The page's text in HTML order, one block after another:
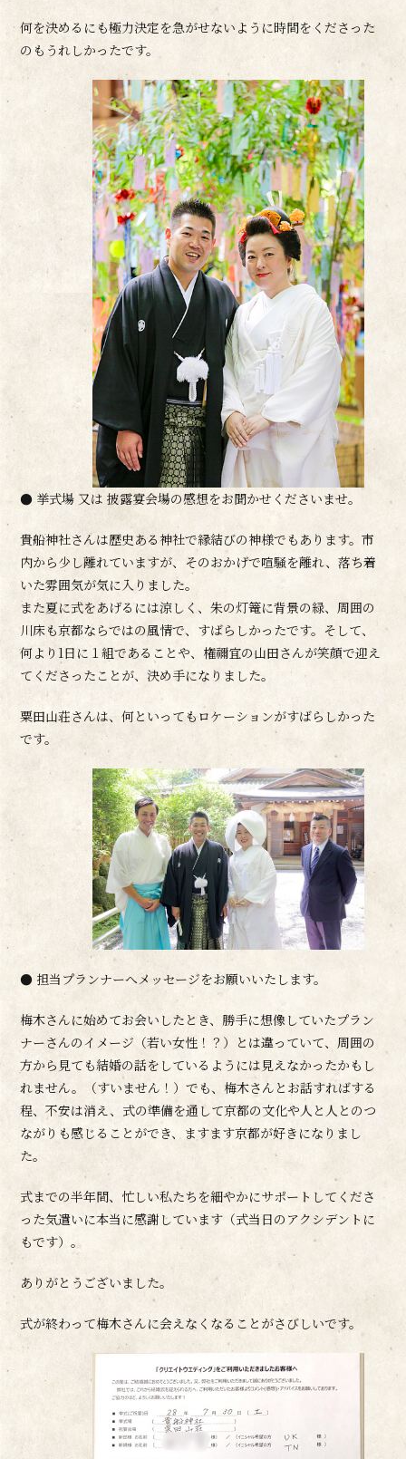
何を決めるにも極力決定を急がせないように時間をくださった
のもうれしかったです。
● 挙式場 又は 披露宴会場の感想をお聞かせくださいませ。
貴船神社さんは歴史ある神社で縁結びの神様でもあります。市
内から少し離れていますが、そのおかげで喧騒を離れ、落ち着
いた雰囲気が気に入りました。
また夏に式をあげるには涼しく、朱の灯篭に背景の緑、周囲の
川床も京都ならではの風情で、すばらしかったです。そして、
何より1日に１組であることや、権禰宜の山田さんが笑顔で迎え
てくださったことが、決め手になりました。
粟田山荘さんは、何といってもロケーションがすばらしかった
です。
● 担当プランナーへメッセージをお願いいたします。
梅木さんに始めてお会いしたとき、勝手に想像していたプラン
ナーさんのイメージ（若い女性！？）とは違っていて、周囲の
方から見ても結婚の話をしているようには見えなかったかもし
れません。（すいません！）でも、梅木さんとお話すればする
程、不安は消え、式の準備を通して京都の文化や人と人とのつ
ながりも感じることができ、ますます京都が好きになりまし
た。
式までの半年間、忙しい私たちを細やかにサポートしてくださ
った気遣いに本当に感謝しています（式当日のアクシデントに
もです）。
ありがとうございました。
式が終わって梅木さんに会えなくなることがさびしいです。